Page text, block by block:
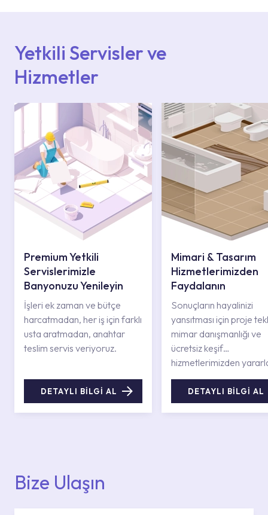
Yetkili Servisler ve
Hizmetler
Premium Yetkili
Servislerimizle
Banyonuzu Yenileyin
İşleri ek zaman ve bütçe
harcatmadan, her iş için farklı
usta aratmadan, anahtar
teslim servis veriyoruz.
DETAYLI BİLGİ AL
Mimari & Tasarım
Hizmetlerimizden
Faydalanın
Sonuçların hayalinizi
yansıtması için proje
mimar danışmanlığı ve
ücretsiz keşif
hizmetlerimizden
DETAYLI BİLGİ AL
Bize Ulaşın